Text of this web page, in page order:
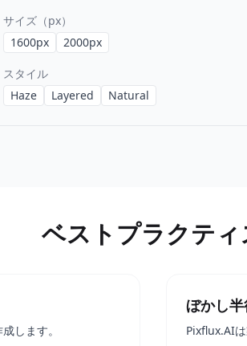
サイズ（px）
1600px 2000px
スタイル
Haze
Layered Natural
ベストプラクティ
します。
ぼかし
Pixflux.AI